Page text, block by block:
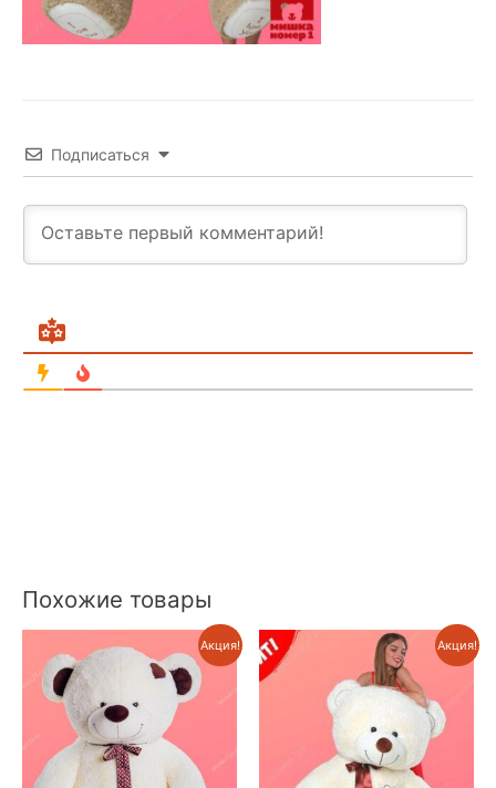
Подписаться
Похожие товары
Акция! Акция!